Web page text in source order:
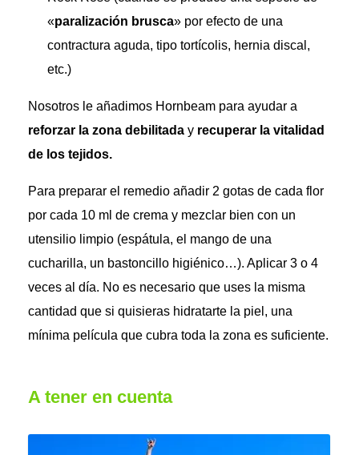
«paralización brusca» por efecto de una
contractura aguda, tipo tortícolis, hernia discal,
etc.)
Nosotros le añadimos Hornbeam para ayudar a
reforzar la zona debilitada y recuperar la vitalidad
de los tejidos.
Para preparar el remedio añadir 2 gotas de cada flor
por cada 10 ml de crema y mezclar bien con un
utensilio limpio (espátula, el mango de una
cucharilla, un bastoncillo higiénico…). Aplicar 3 o 4
veces al día. No es necesario que uses la misma
cantidad que si quisieras hidratarte la piel, una
mínima película que cubra toda la zona es suficiente.
A tener en cuenta